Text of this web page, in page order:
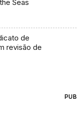
Seas
de
revisão de
PUB